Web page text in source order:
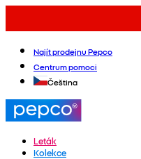
Najít prodejnu Pepco
Centrum pomoci
Čeština
Leták
Kolekce